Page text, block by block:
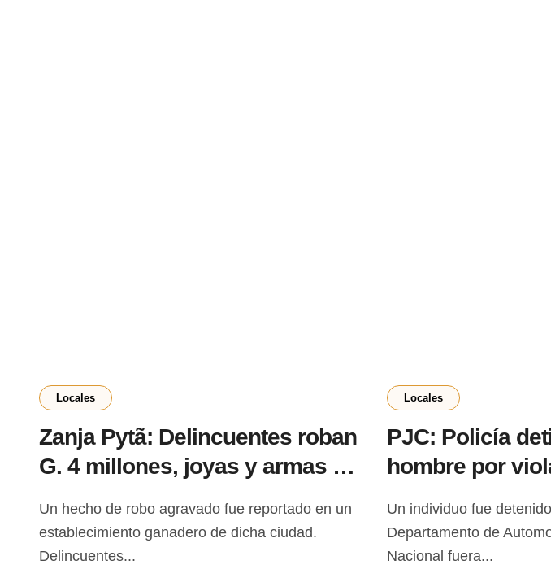
Locales
Zanja Pytã: Delincuentes roban
G. 4 millones, joyas y armas de
Un hecho de robo agravado fue reportado en un
establecimiento ganadero de dicha ciudad.
Delincuentes...
Locales
PJC: Policía
hombre por
trabajo
Un individuo fue detenido por agentes del
Departamento de
Nacional fuera...